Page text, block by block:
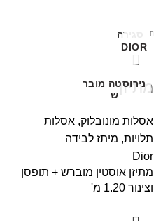
DIOR
נירוסטה מובר
ש
סגירה
מתיזן
אסלות מונובלוק, אסלות
תלויות, מיתז לבידה
Dior
מתיזן אוסטין מוברש + תופסן
וצינור 1.20 מ'